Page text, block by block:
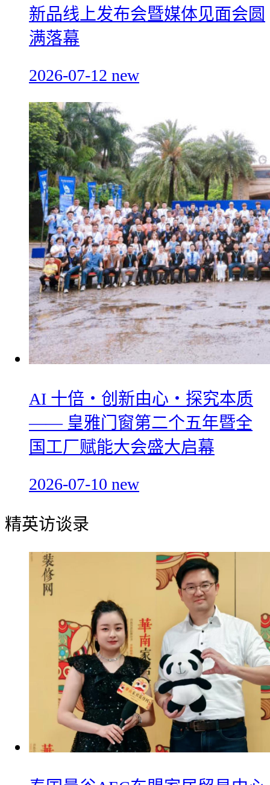
新品线上发布会暨媒体见面会圆
满落幕
2026-07-12 new
AI 十倍・创新由心・探究本质
—— 皇雅门窗第二个五年暨全
国工厂赋能大会盛大启幕
2026-07-10 new
精英访谈录